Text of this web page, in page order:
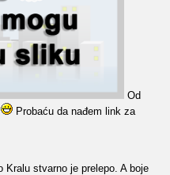
Od
Probaću da nađem link za
stvarno je prelepo. A boje